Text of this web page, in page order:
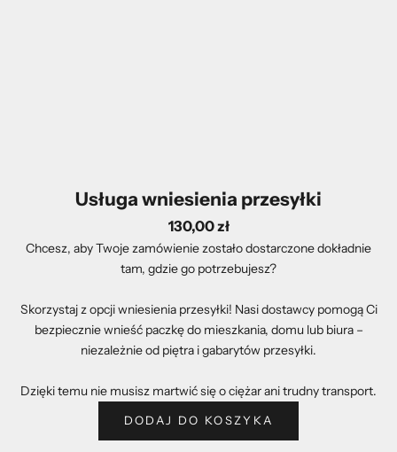
Usługa wniesienia przesyłki
130,00 zł
Chcesz, aby Twoje zamówienie zostało dostarczone dokładnie
tam, gdzie go potrzebujesz?
Skorzystaj z opcji wniesienia przesyłki! Nasi dostawcy pomogą Ci
bezpiecznie wnieść paczkę do mieszkania, domu lub biura –
niezależnie od piętra i gabarytów przesyłki.
Dzięki temu nie musisz martwić się o ciężar ani trudny transport.
DODAJ DO KOSZYKA